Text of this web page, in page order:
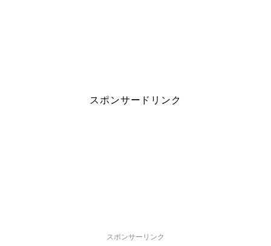
スポンサードリンク
スポンサーリンク